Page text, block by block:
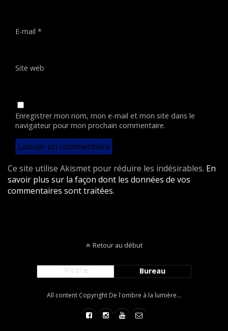
E-mail *
Site web
Enregistrer mon nom, mon e-mail et mon site dans le
navigateur pour mon prochain commentaire.
Ce site utilise Akismet pour réduire les indésirables. En
savoir plus sur la façon dont les données de vos
commentaires sont traitées.
Retour au début
Mobile Bureau
All content Copyright De l'ombre à la lumière...